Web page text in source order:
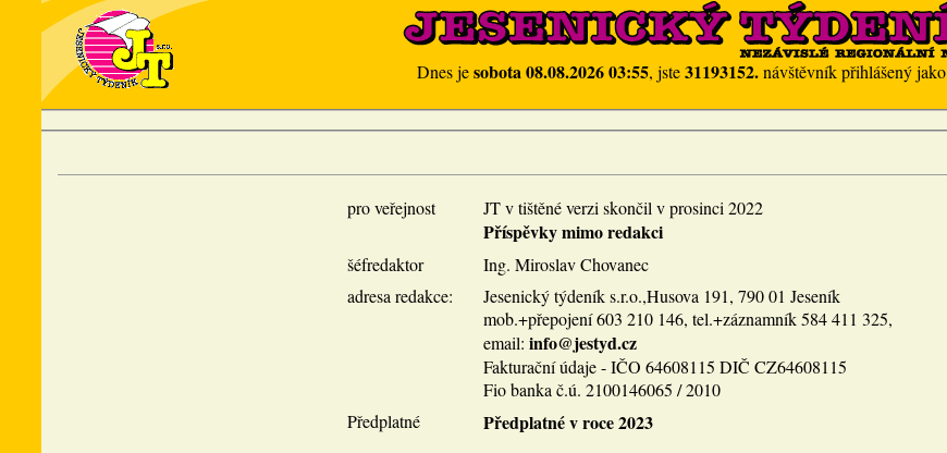
Dnes jesobota 08.08.2026 03:55, jste31193152.návštěvník přihlášený jako
pro veřejnost JT v tištěné verzi skončil v prosinci 2022
Příspěvky mimo redakci
šéfredaktor
Ing. Miroslav Chovanec
adresa redakce:
Jesenický týdeník s.r.o.,Husova 191, 790 01 Jeseník
mob.+přepojení 603 210 146, tel.+záznamník 584 411 325,
email: info@jestyd.cz
Fakturační údaje - IČO 64608115 DIČ CZ64608115
Fio banka č.ú. 2100146065 / 2010
Předplatné
Předplatné v roce 2023